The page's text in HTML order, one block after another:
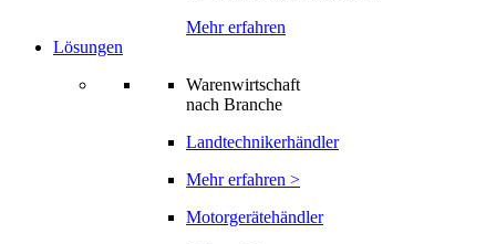
Mehr erfahren
Lösungen
Warenwirtschaft
nach Branche
Landtechnikerhändler
Mehr erfahren >
Motorgerätehändler